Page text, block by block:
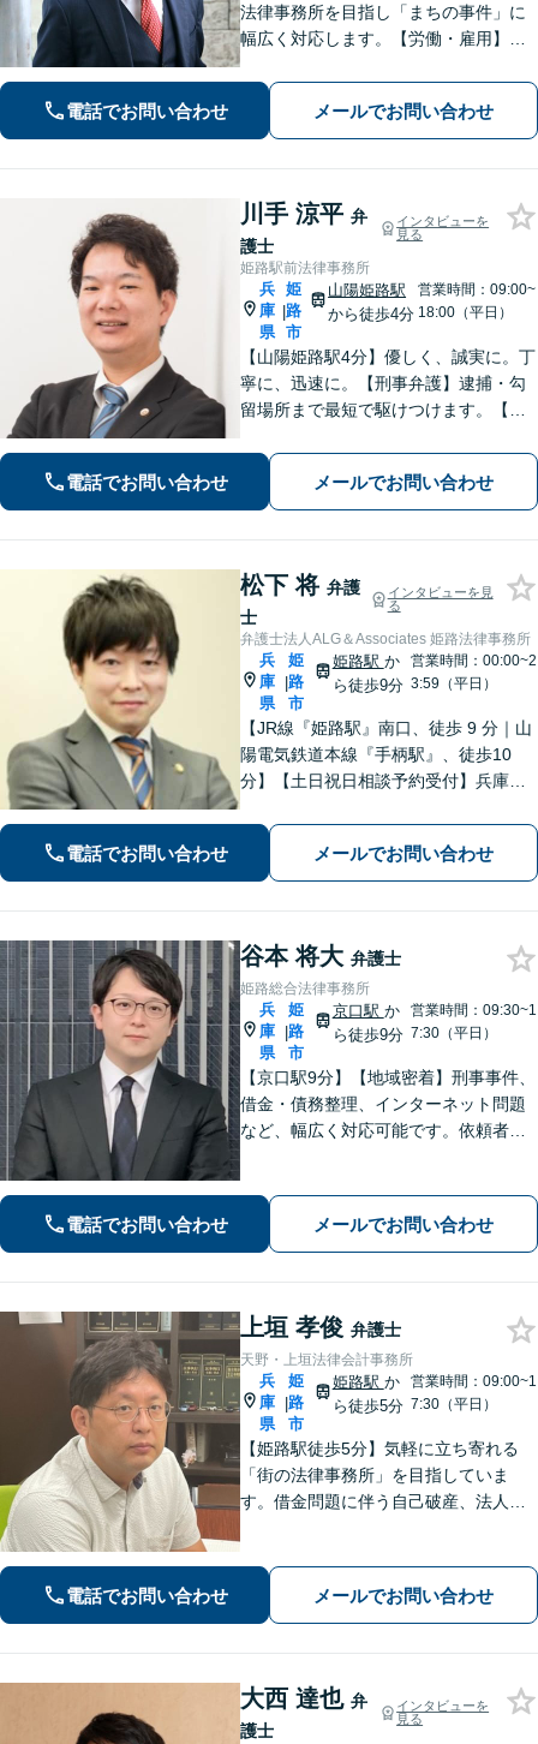
法律事務所を目指し「まちの事件」に
幅広く対応します。【労働・雇用】残
せんか？正しい知識で正当な権利を主
張します。【相続・遺言】遺言書作成
のサポートはお任せください。
電話でお問い合わせ メールでお問い合わせ
川手 涼平 弁
護士
インタビューを
見る
姫路駅前法律事務所
兵
庫
県
|
姫
路
市
山陽姫路駅
から徒歩4分
営業時間：09:00~
18:00（平日）
【山陽姫路駅4分】優しく、誠実に。丁
寧に、迅速に。【刑事弁護】逮捕・勾
留場所まで最短で駆けつけます。【債
の生活再建をサポートします。【交通
事故】「こんな相談でも大丈夫だろう
か」と躊躇されている方もご相談くだ
さい。
電話でお問い合わせ メールでお問い合わせ
松下 将 弁護
士
インタビューを見
る
弁護士法人ALG＆Associates 姫路法律事務所
兵
庫
県
|
姫
路
市
姫路駅 か
ら徒歩9分
営業時間：00:00~2
3:59（平日）
【JR線『姫路駅』南口、徒歩 9 分｜山
陽電気鉄道本線『手柄駅』、徒歩10
分】【土日祝日相談予約受付】兵庫県
と専門性を持つ弁護士が解決を目指し
電話でお問い合わせ メールでお問い合わせ
谷本 将大 弁護士
姫路総合法律事務所
兵
庫
県
|
姫
路
市
京口駅 か
ら徒歩9分
営業時間：09:30~1
7:30（平日）
【京口駅9分】【地域密着】刑事事件、
借金・債務整理、インターネット問題
など、幅広く対応可能です。依頼者さ
ます。また、問題となっている背景事
情にも気を配り、根本的な解決を目指
電話でお問い合わせ メールでお問い合わせ
上垣 孝俊 弁護士
天野・上垣法律会計事務所
兵
庫
県
|
姫
路
市
姫路駅 か
ら徒歩5分
営業時間：09:00~1
7:30（平日）
【姫路駅徒歩5分】気軽に立ち寄れる
「街の法律事務所」を目指していま
す。借金問題に伴う自己破産、法人破
しっかり耳を傾けサポートいたしま
す。【初回相談無料】【個室対応】
電話でお問い合わせ メールでお問い合わせ
大西 達也 弁
護士
インタビューを
見る